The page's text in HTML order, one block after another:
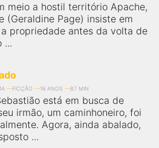
meio a hostil território Apache,
(Geraldine Page) insiste em
propriedade antes da volta de
...
FICÇÃO 16 ANOS 87 MIN
está em busca de
irmão, um caminhoneiro, foi
Agora, ainda abalado,
...